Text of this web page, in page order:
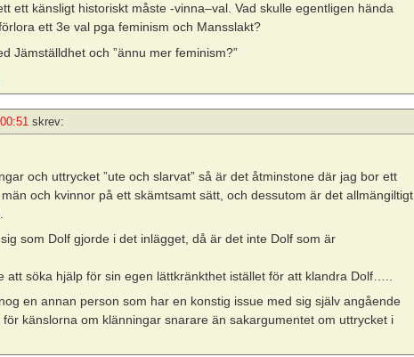
ett känsligt historiskt måste -vinna–val. Vad skulle egentligen hända
ett 3e val pga feminism och Mansslakt?
Jämställdhet och ”ännu mer feminism?”
skrev:
och uttrycket ”ute och slarvat” så är det åtminstone där jag bor ett
och kvinnor på ett skämtsamt sätt, och dessutom är det allmängiltigt
som Dolf gjorde i det inlägget, då är det inte Dolf som är
söka hjälp för sin egen lättkränkthet istället för att klandra Dolf…..
en annan person som har en konstig issue med sig själv angående
känslorna om klänningar snarare än sakargumentet om uttrycket i